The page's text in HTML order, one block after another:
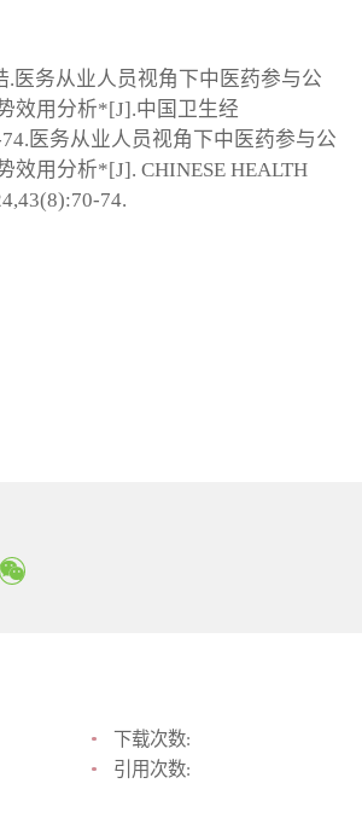
.医务从业人员视角下中医药参与公
效用分析*[J].中国卫生经
医务从业人员视角下中医药参与公
效用分析*[J]. CHINESE HEALTH
74.
下载次数:
引用次数: